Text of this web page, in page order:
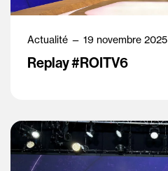
Actualité — 19 novembre 2025
Replay #ROITV6